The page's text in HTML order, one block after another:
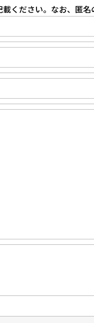
ください。なお、匿名